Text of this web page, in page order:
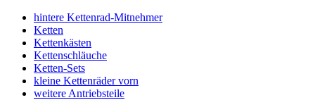
hintere Kettenrad-Mitnehmer
Ketten
Kettenkästen
Kettenschläuche
Ketten-Sets
kleine Kettenräder vorn
weitere Antriebsteile